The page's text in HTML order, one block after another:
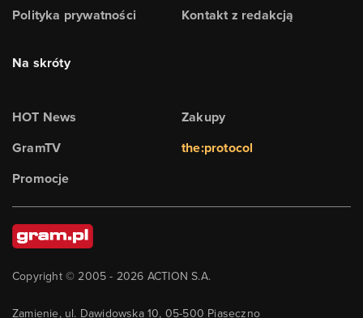
Polityka prywatności
Kontakt z redakcją
Na skróty
HOT News
GramTV
Promocje
Zakupy
the:protocol
Copyright © 2005 - 2026 ACTION S.A.
Zamienie, ul. Dawidowska 10, 05-500 Piaseczno